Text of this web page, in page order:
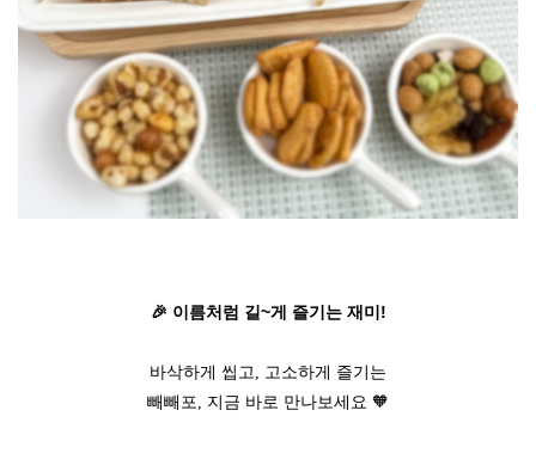
🎉 이름처럼 길~게 즐기는 재미!
바삭하게 씹고, 고소하게 즐기는
빼빼포, 지금 바로 만나보세요 🧡